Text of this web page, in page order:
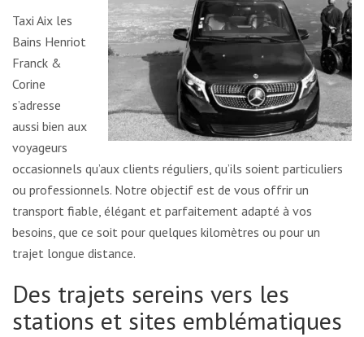
Taxi Aix les
Bains Henriot
Franck &
Corine
s’adresse
aussi bien aux
voyageurs
occasionnels qu’aux clients réguliers, qu’ils soient particuliers
ou professionnels. Notre objectif est de vous offrir un
transport fiable, élégant et parfaitement adapté à vos
besoins, que ce soit pour quelques kilomètres ou pour un
trajet longue distance.
Des trajets sereins vers les
stations et sites emblématiques